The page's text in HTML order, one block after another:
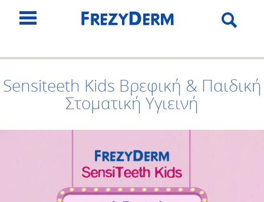
Sensiteeth Kids Βρεφική & Παιδική
Στοματική Υγιεινή